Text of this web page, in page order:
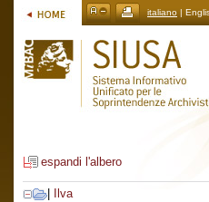
italiano |
espandi l'albero
Ilva